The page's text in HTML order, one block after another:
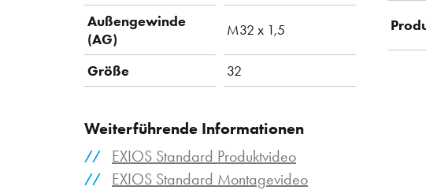
Außengewinde
(AG)
M32 x 1,5
Größe 32
Weiterführende Informationen
EXIOS Standard Produktvideo
EXIOS Standard Montagevideo